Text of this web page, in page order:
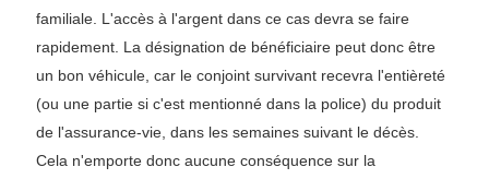
familiale. L'accès à l'argent dans ce cas devra se faire
rapidement. La désignation de bénéficiaire peut donc être
un bon véhicule, car le conjoint survivant recevra l'entièreté
(ou une partie si c'est mentionné dans la police) du produit
de l'assurance-vie, dans les semaines suivant le décès.
Cela n'emporte donc aucune conséquence sur la